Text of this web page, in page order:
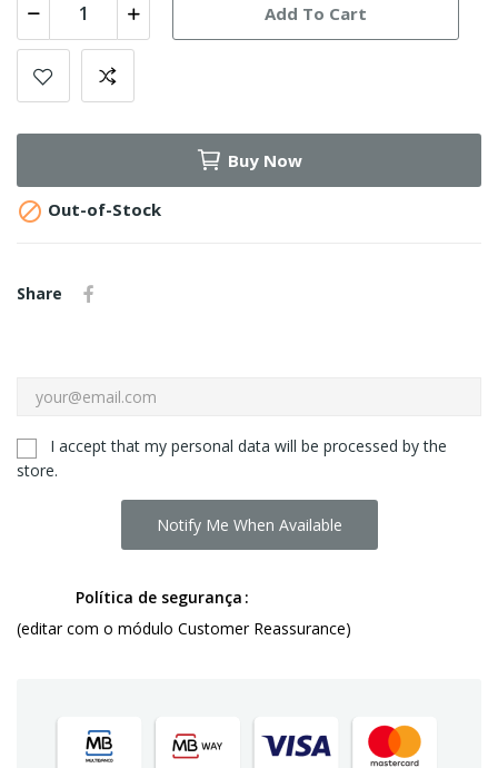
Add To Cart
Buy Now
 Out-of-Stock
Share
I accept that my personal data will be processed by the
store.
Notify Me When Available
Política de segurança
(editar com o módulo Customer Reassurance)